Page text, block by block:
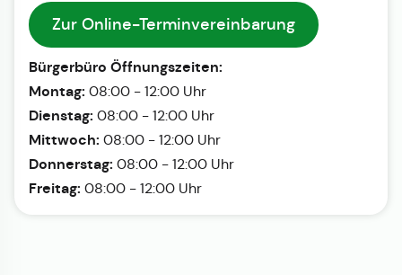
Zur Online-Terminvereinbarung
Bürgerbüro Öffnungszeiten:
Montag: 08:00 - 12:00 Uhr
Dienstag: 08:00 - 12:00 Uhr
Mittwoch: 08:00 - 12:00 Uhr
Donnerstag: 08:00 - 12:00 Uhr
Freitag: 08:00 - 12:00 Uhr